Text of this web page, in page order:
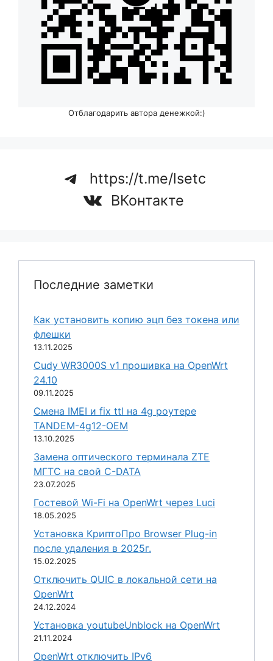
Отблагодарить автора денежкой:)
https://t.me/lsetc
ВКонтакте
Последние заметки
Как установить копию эцп без токена или
флешки
13.11.2025
Cudy WR3000S v1 прошивка на OpenWrt
24.10
09.11.2025
Смена IMEI и fix ttl на 4g роутере
TANDEM-4g12-OEM
13.10.2025
Замена оптического терминала ZTE
МГТС на свой C-DATA
23.07.2025
Гостевой Wi-Fi на OpenWrt через Luci
18.05.2025
Установка КриптоПро Browser Plug-in
после удаления в 2025г.
15.02.2025
Отключить QUIC в локальной сети на
OpenWrt
24.12.2024
Установка youtubeUnblock на OpenWrt
21.11.2024
OpenWrt отключить IPv6